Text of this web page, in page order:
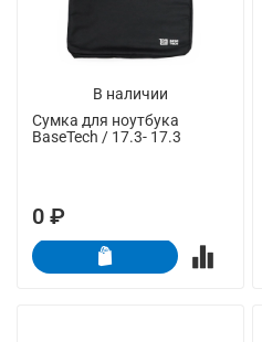
В наличии
Сумка для ноутбука
BaseTech / 17.3- 17.3
0 ₽